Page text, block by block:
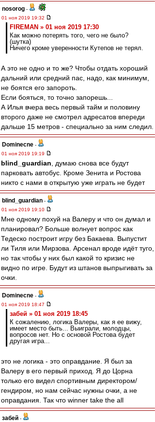
nosorog -
01 ноя 2019 19:32
FIREMAN » 01 ноя 2019 17:30
Как можно потерять того, чего не было?
(шутка)
Ничего кроме уверенности Кутепов не терял.
А это не одно и то же? Чтобы отдать хороший
дальний или средний пас, надо, как минимум,
не боятся его запороть.
Если бояться, то точно запорешь...
А Илья вчера весь первый тайм и половину
второго даже не смотрел адресатов впереди
дальше 15 метров - специально за ним следил.
Dominecne -
01 ноя 2019 19:19
blind_guardian , думаю снова все будут
парковать автобус. Кроме Зенита и Ростова
никто с нами в открытую уже играть не будет
blind_guardian -
01 ноя 2019 19:10
Мне одному похуй на Валеру и что он думал и
планировал? Больше волнует вопрос как
Тедеско построит игру без Бакаева. Выпустит
ли Тиля или Мирзова. Арсенал вроде идёт туго,
но так чтобы у них был какой то кризис не
видно по игре. Будут из штанов выпрыгивать за
очки.
Dominecne -
01 ноя 2019 18:47
забей » 01 ноя 2019 18:45
К сожалению, логика Валеры, как я ее вижу,
имеет место быть... Выиграли, молодцы,
вопросов нет. Но с основой Ростова будет
другая игра...
это не логика - это оправдание. Я был за
Валеру в его первый приход. Я до Цорна
только его видел спортивным директором/
гендиром, но нам сейчас нужны очки, а не
оправдания. Так что winner take the all
забей -